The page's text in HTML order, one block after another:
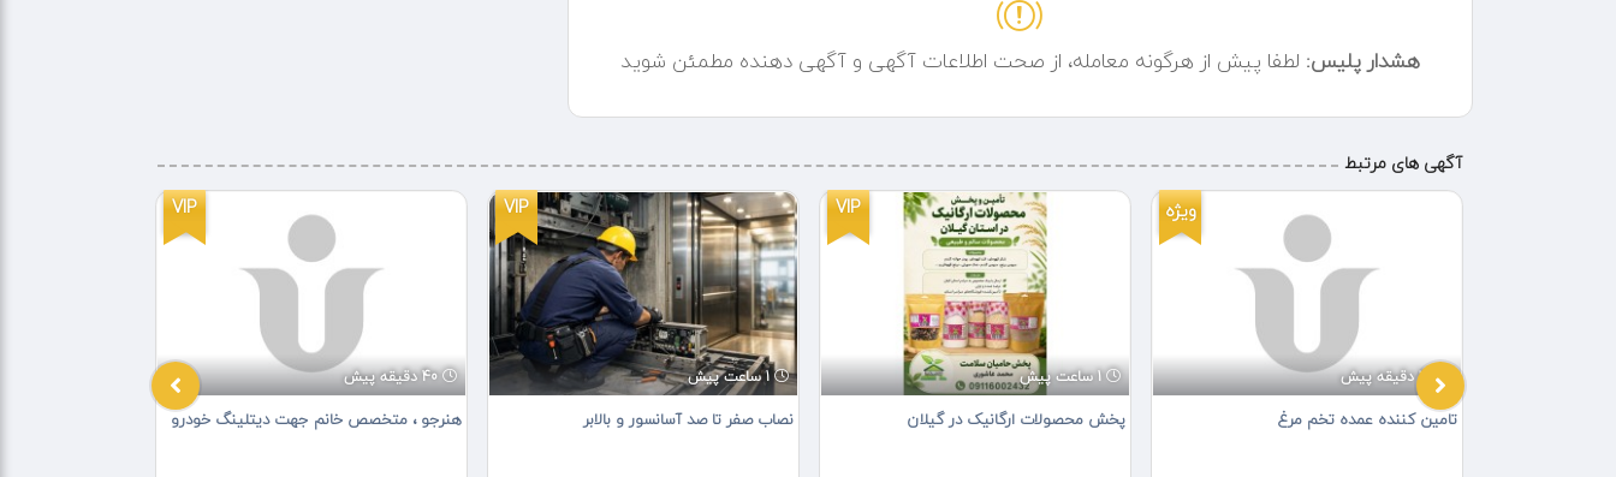
هشدار پلیس: لطفا پیش از هرگونه معامله، از صحت اطلاعات آگهی و آگهی دهنده مطمئن شوید
آگهی های مرتبط
VIP
40 دقیقه پیش
هنرجو ، متخصص خانم جهت دیتلینگ خودرو
VIP
1 ساعت پیش
نصاب صفر تا صد آسانسور و بالابر
VIP
1 ساعت پیش
پخش محصولات ارگانیک در گیلان
ویژه
20 دقیقه پیش
تامین کننده عمده تخم مرغ